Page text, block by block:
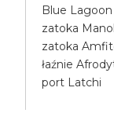
Blue Lagoon
zatoka
zatoka
łaźnie
port Latchi